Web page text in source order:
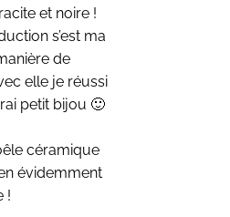
et noire !
s’est ma
de
elle je réussi
petit bijou 🙂
céramique
évidemment
!